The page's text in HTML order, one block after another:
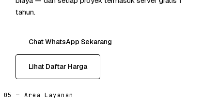
tahun.
Chat WhatsApp Sekarang
Lihat Daftar Harga
05 — Area Layanan